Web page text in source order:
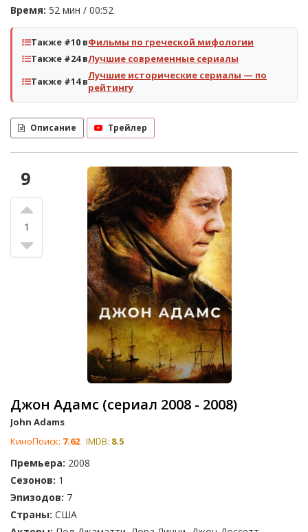
Время: 52 мин / 00:52
Также #10 вФильмы по греческой мифологии
Также #24 вЛучшие современные сериалы
Также #14 вЛучшие исторические сериалы — по
рейтингу
Описание Трейлер
9
1
Джон Адамс (сериал 2008 - 2008)
John Adams
КиноПоиск: 7.62 IMDB: 8.5
Премьера: 2008
Сезонов: 1
Эпизодов: 7
Страны: США